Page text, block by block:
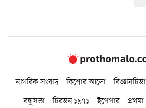
নাগরিক সংবাদ কিশোর আলো বিজ্ঞানচিন্তা
বন্ধুসভা
চিরন্তন ১৯৭১ ইপেপার প্রথমা